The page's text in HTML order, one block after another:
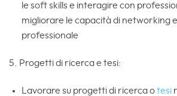
le soft skills e interagire con
migliorare le capacità di networking
professionale
5. Progetti di ricerca e tesi:
Lavorare su progetti di ricerca otesi